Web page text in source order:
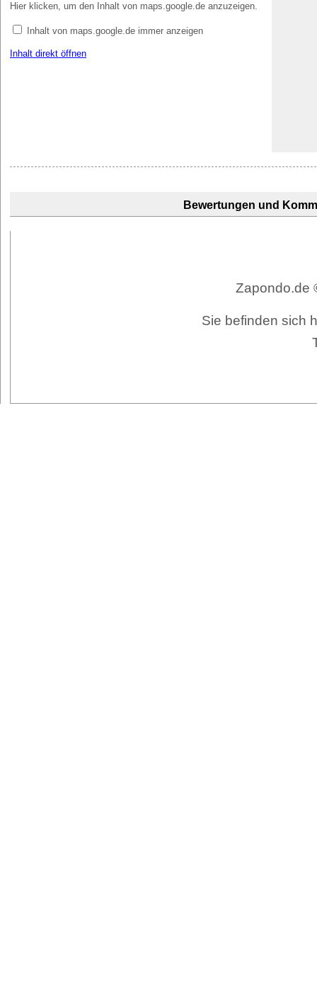
Hier klicken, um den Inhalt von maps.google.de anzuzeigen.
Inhalt von maps.google.de immer anzeigen
Inhalt direkt öffnen
Bewertungen und
Zapondo.de
Sie befinden sich